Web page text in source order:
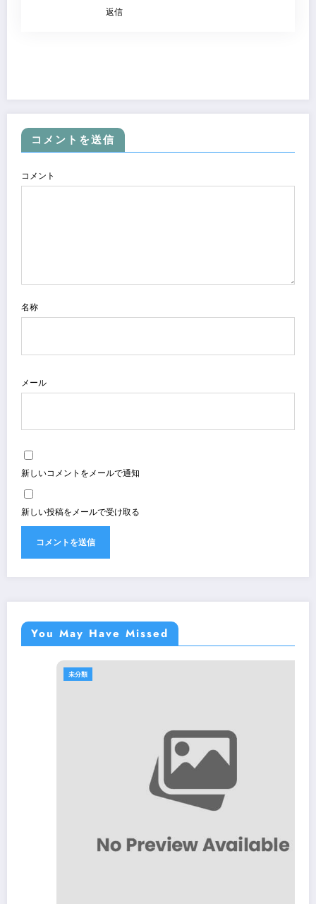
返信
コメントを送信
コメント
名称
メール
新しいコメントをメールで通知
新しい投稿をメールで受け取る
You May Have Missed